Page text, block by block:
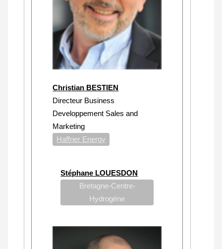
Christian BESTIEN
Directeur Business
Developpement Sales and
Marketing
Haffner Energy
Stéphane LOUESDON
Bretagne-Centre-
Hydrogène